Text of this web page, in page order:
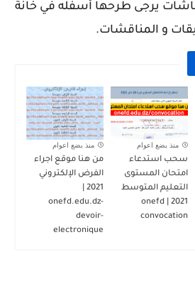
يرجى طرحها أسفله في خانة
و المناقشات.
منذ بضع اعوام
سحب استدعاء
امتحان المستوى
التعليم المتوسط
2021 | onefd
convocation
منذ بضع اعوام
من هنا موقع اجراء
الفرض الإلكتروني
onefd.edu.dz-
devoir-
electronique